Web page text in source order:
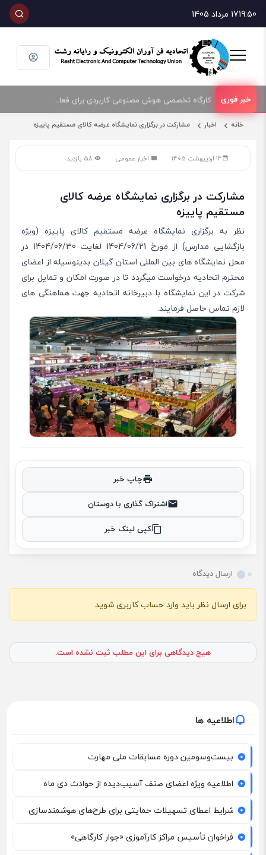
19:5017 مرداد 1405
کارگاه تخصصی هوش مصنوعی کاربردی برای فعالان حوزه فناوری و فروش تجهیزات الکترونیک و رایانه
امضای تفاهمنامه همکاری بین اتحادیه صنف فناوران الکترونیک و رایانه شهرستان رشت و پارک علم و فناوری گیلان
خانه اخبار مشارکت در برگزاری نمایشگاه عرضه کالای مستقیم پاییزه
14 اردیبهشت 1405 اخبار عمومی
مشارکت در برگزاری نمایشگاه عرضه کالای
مستقیم پاییزه
نظر به برگزاری نمایشگاه عرضه مستقیم کالای پاییزه (ویژه
بازگشایی مدارس) از مورخ 1404/06/21 لغایت 1404/06/30 در
محل نمایشگاه های بین المللی استان گیلان بدینوسیله از اعضای
محترم اتحادیه درخواست میگردد تا در صورت امکان و تمایل برای
شرکت در این نمایشگاه با دبیرخانه اتحادیه جهت هماهنگی های
لازم تماس حاصل فرمایند.
چاپ خبر
اشتراک گذاری با دوستان
کپی لینک خبر
ارسال دیدگاه
برای ارسال نظر باید وارد حساب کاربری شوید
هیچ دیدگاهی برای این مطلب ثبت نشده است.
اطلاعیه ها
بیست‌وسومین دوره مسابقات ملی مهارت
اطلاعیه ویژه اعضای صنف آسیب‌دیده از حوادث دی ماه
شرایط اعطای تسهیلات حمایتی برای طرح‌های هوشمندسازی
فراخوان تأسیس مراکز کارآموزی «جوار کارگاهی»